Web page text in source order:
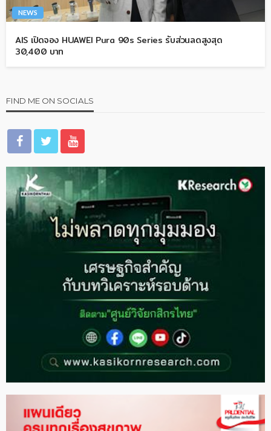
NEWS
AIS เปิดจอง HUAWEI Pura 90s Series รับส่วนลดสูงสุด
30,400 บาท
FIND ME ON SOCIALS